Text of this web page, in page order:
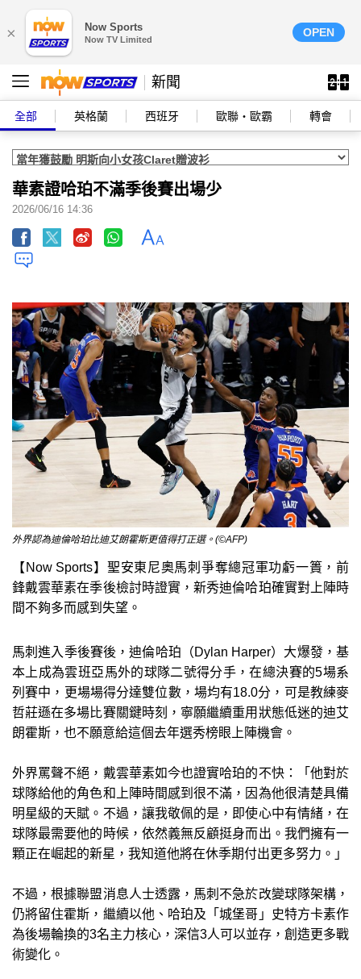
× Now Sports
Now TV Limited
OPEN
新聞
全部 英格蘭 西班牙 歐聯‧歐霸 轉會
華素證哈珀不滿季後賽出場少
2026/06/16 14:36
外界認為迪倫哈珀比迪艾朗霍斯更值得打正選。(©AFP)
【Now Sports】聖安東尼奧馬刺爭奪總冠軍功虧一簣，前
鋒戴雲華素在季後檢討時證實，新秀迪倫哈珀確實對上陣時
間不夠多而感到失望。
馬刺進入季後賽後，迪倫哈珀（Dylan Harper）大爆發，基
本上成為雲班亞馬外的球隊二號得分手，在總決賽的5場系
列賽中，更場場得分達雙位數，場均有18.0分，可是教練麥
哲莊遜在多場比賽關鍵時刻，寧願繼續重用狀態低迷的迪艾
朗霍斯，也不願意給這個去年選秀榜眼上陣機會。
外界罵聲不絕，戴雲華素如今也證實哈珀的不快：「他對於
球隊給他的角色和上陣時間感到很不滿，因為他很清楚具備
明星級的天賦。不過，讓我敬佩的是，即使心中有情緒，在
球隊最需要他的時候，依然義無反顧挺身而出。我們擁有一
顆正在崛起的新星，我知道他將在休季期付出更多努力。」
不過，根據聯盟消息人士透露，馬刺不急於改變球隊架構，
仍將留住霍斯，繼續以他、哈珀及「城堡哥」史特方卡素作
為後場輪換的3名主力核心，深信3人可以並存，創造更多戰
術變化。